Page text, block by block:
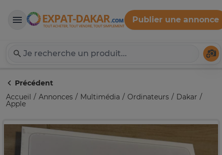
Expat-Dakar
Publier une annonce
Précédent
Accueil
Annonces Multimédia Ordinateurs Dakar
Apple